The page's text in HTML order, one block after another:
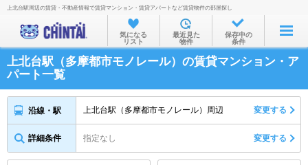
お部屋を探す
沿線・駅から
住所から
家賃相場から
上北台駅周辺の賃貸・不動産情報で賃貸マンション・賃貸アパートなど賃貸物件の部屋探し
気になる
リスト
最近見た
物件
保存中の
条件
上北台駅（多摩都市モノレール）の賃貸マンション・ア
パート一覧
沿線・駅 上北台駅（多摩都市モノレール）周辺 変更する
詳細条件 指定なし 変更する